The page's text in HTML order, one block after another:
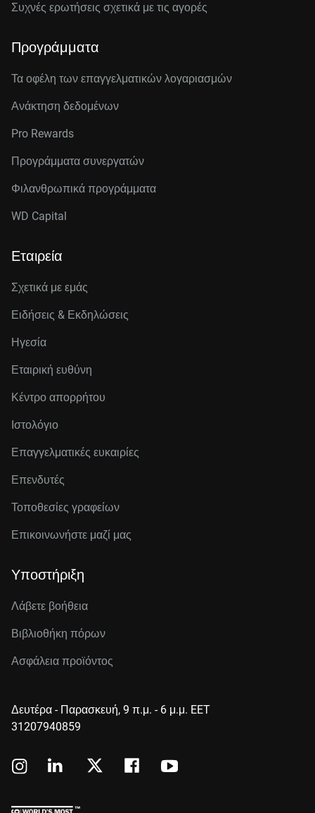
Συχνές ερωτήσεις σχετικά με τις αγορές
Προγράμματα
Τα οφέλη των επαγγελματικών λογαριασμών
Ανάκτηση δεδομένων
Pro Rewards
Προγράμματα συνεργατών
Φιλανθρωπικά προγράμματα
WD Capital
Εταιρεία
Σχετικά με εμάς
Ειδήσεις & Εκδηλώσεις
Ηγεσία
Εταιρική ευθύνη
Κέντρο απορρήτου
Ιστολόγιο
Επαγγελματικές ευκαιρίες
Επενδυτές
Τοποθεσίες γραφείων
Επικοινωνήστε μαζί μας
Υποστήριξη
Λάβετε βοήθεια
Βιβλιοθήκη πόρων
Ασφάλεια προϊόντος
Δευτέρα - Παρασκευή, 9 π.μ. - 6 μ.μ. EET
31207940859